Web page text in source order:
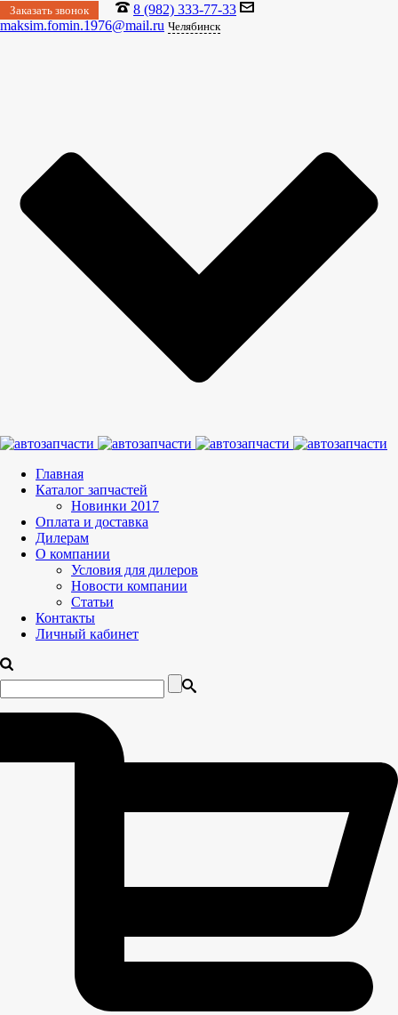
Заказать звонок
8 (982) 333-77-33
maksim.fomin.1976@mail.ru Челябинск
Главная
Каталог запчастей
Новинки 2017
Оплата и доставка
Дилерам
О компании
Условия для дилеров
Новости компании
Статьи
Контакты
Личный кабинет